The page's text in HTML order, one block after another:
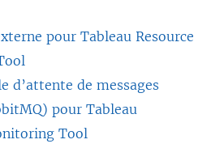
pour Tableau Resource
d’attente de messages
pour Tableau
Tool